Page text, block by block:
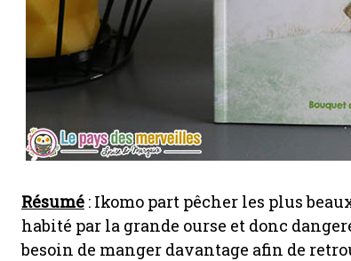
Résumé : Ikomo part pêcher les plus
habité par la grande ourse et donc
besoin de manger davantage afin de